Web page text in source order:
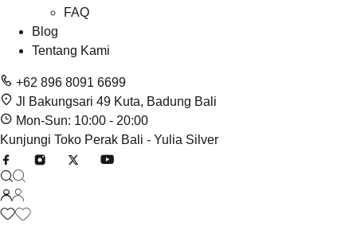
FAQ
Blog
Tentang Kami
+62 896 8091 6699
Jl Bakungsari 49 Kuta, Badung Bali
Mon-Sun: 10:00 - 20:00
Kunjungi Toko Perak Bali - Yulia Silver